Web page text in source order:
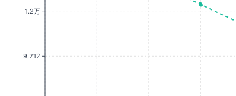
9,212
1.2万